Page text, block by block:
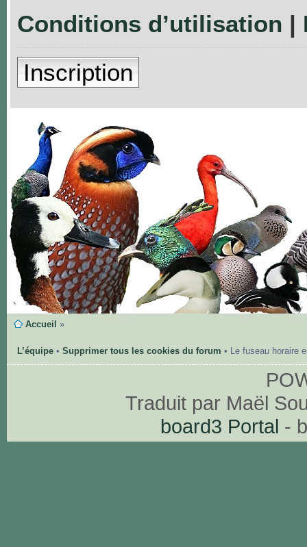
Conditions d’utilisation |
Inscription
Accueil »
L’équipe• Supprimer tous les cookies du forum • Le fuseau horaire
Traduit par Maël
board3 Portal -